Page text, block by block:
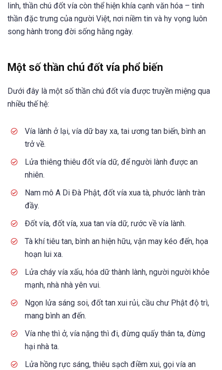
linh, thần chú đốt vía còn thể hiện khía cạnh văn hóa – tinh
thần đặc trưng của người Việt, nơi niềm tin và hy vọng luôn
song hành trong đời sống hằng ngày.
Một số thần chú đốt vía phổ biến
Dưới đây là một số thần chú đốt vía được truyền miệng qua
nhiều thế hệ:
Vía lành ở lại, vía dữ bay xa, tai ương tan biến, bình an
trở về.
Lửa thiêng thiêu đốt vía dữ, để người lành được an
nhiên.
Nam mô A Di Đà Phật, đốt vía xua tà, phước lành tràn
đầy.
Đốt vía, đốt vía, xua tan vía dữ, rước về vía lành.
Tà khí tiêu tan, bình an hiện hữu, vận may kéo đến, họa
hoạn lui xa.
Lửa cháy vía xấu, hóa dữ thành lành, người người khỏe
mạnh, nhà nhà yên vui.
Ngọn lửa sáng soi, đốt tan xui rủi, cầu chư Phật độ trì,
mang bình an đến.
Vía nhẹ thì ở, vía nặng thì đi, đừng quấy thân ta, đừng
hại nhà ta.
Lửa hồng rực sáng, thiêu sạch điềm xui, gọi vía an